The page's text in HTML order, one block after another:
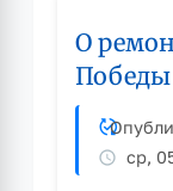
О
Победы
ср,